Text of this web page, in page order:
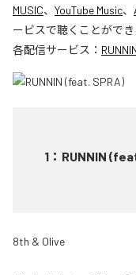
MUSIC、 YouTube Music、
ービスで聴くことができ
各配信サービス：
1 ： RUNNIN
8th & Olive